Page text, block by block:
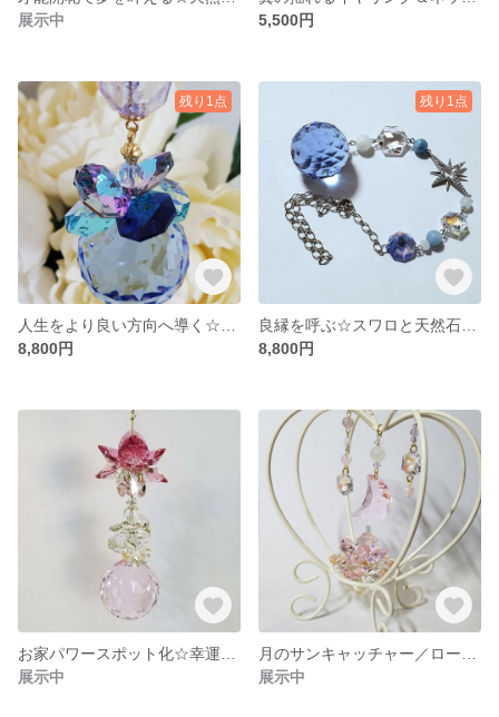
展示中
5,500円
残り1点
8,800円
残り1点
8,800円
展示中
展示中